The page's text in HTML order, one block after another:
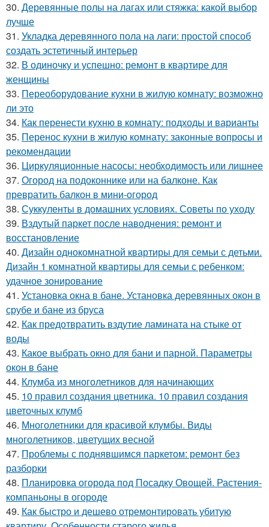
30. Деревянные полы на лагах или стяжка: какой выбор
лучше
31. Укладка деревянного пола на лаги: простой способ
создать эстетичный интерьер
32. В одиночку и успешно: ремонт в квартире для
женщины
33. Переоборудование кухни в жилую комнату: возможно
ли это
34. Как перенести кухню в комнату: подходы и варианты
35. Перенос кухни в жилую комнату: законные вопросы и
рекомендации
36. Циркуляционные насосы: необходимость или лишнее
37. Огород на подоконнике или на балконе. Как
превратить балкон в мини-огород
38. Суккуленты в домашних условиях. Советы по уходу
39. Вздутый паркет после наводнения: ремонт и
восстановление
40. Дизайн однокомнатной квартиры для семьи с детьми.
Дизайн 1 комнатной квартиры для семьи с ребенком:
удачное зонирование
41. Установка окна в бане. Установка деревянных окон в
срубе и бане из бруса
42. Как предотвратить вздутие ламината на стыке от
воды
43. Какое выбрать окно для бани и парной. Параметры
окон в бане
44. Клумба из многолетников для начинающих
45. 10 правил создания цветника. 10 правил создания
цветочных клумб
46. Многолетники для красивой клумбы. Виды
многолетников, цветущих весной
47. Проблемы с поднявшимся паркетом: ремонт без
разборки
48. Планировка огорода под Посадку Овощей. Растения-
компаньоны в огороде
49. Как быстро и дешево отремонтировать убитую